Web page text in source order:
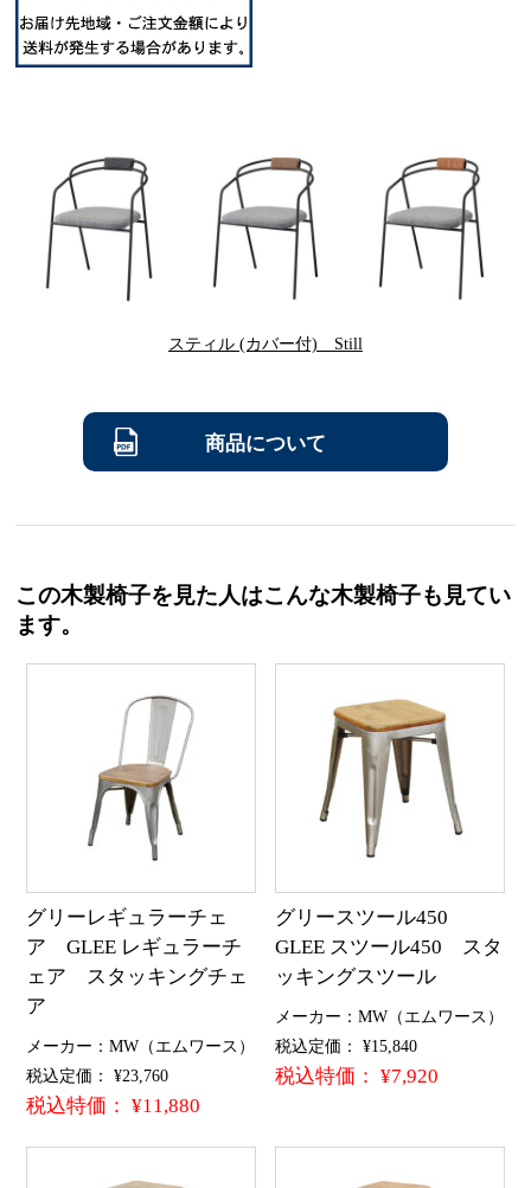
スティル (カバー付) Still
商品について
この木製椅子を見た人はこんな木製椅子も見てい
ます。
グリーレギュラーチェ
ア GLEE レギュラーチ
ェア スタッキングチェ
ア
メーカー：MW（エムワース）
税込定価： ¥23,760
税込特価： ¥11,880
グリースツール450
GLEE スツール450 スタ
ッキングスツール
メーカー：MW（エムワース）
税込定価： ¥15,840
税込特価： ¥7,920